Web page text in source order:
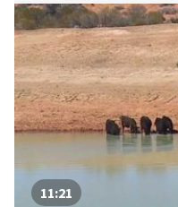
arabský horský med.
11:21